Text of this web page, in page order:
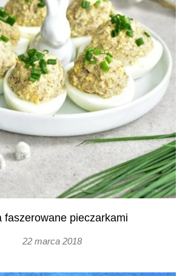
faszerowane pieczarkami
22 marca 2018